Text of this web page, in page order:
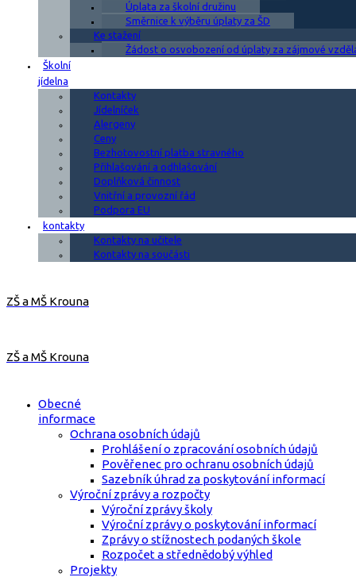
Úplata za školní družinu
Směrnice k výběru úplaty za ŠD
Ke stažení
Žádost o osvobození od úplaty za zájmové
Školní
jídelna
Kontakty
Jídelníček
Alergeny
Ceny
Bezhotovostní platba stravného
Přihlašování a odhlašování
Doplňková činnost
Vnitřní a provozní řád
Podpora EU
kontakty
Kontakty na učitele
Kontakty na součásti
ZŠ a MŠ Krouna
ZŠ a MŠ Krouna
Obecné
informace
Ochrana osobních údajů
Prohlášení o zpracování osobních údajů
Pověřenec pro ochranu osobních údajů
Sazebník úhrad za poskytování informací
Výroční zprávy a rozpočty
Výroční zprávy školy
Výroční zprávy o poskytování informací
Zprávy o stížnostech podaných škole
Rozpočet a střednědobý výhled
Projekty